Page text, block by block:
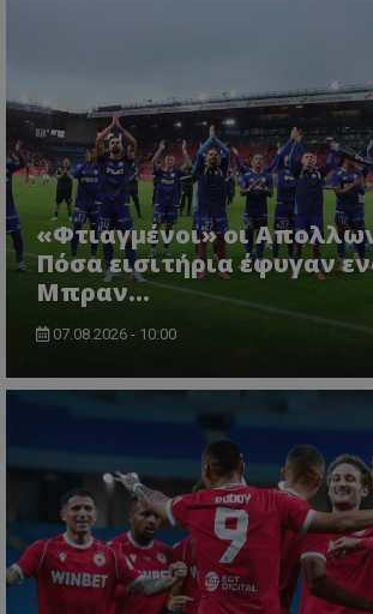
«Φτιαγμένοι» οι
Πόσα εισιτήρια έφυγαν
Μπραν...
07.08.2026 - 10:00